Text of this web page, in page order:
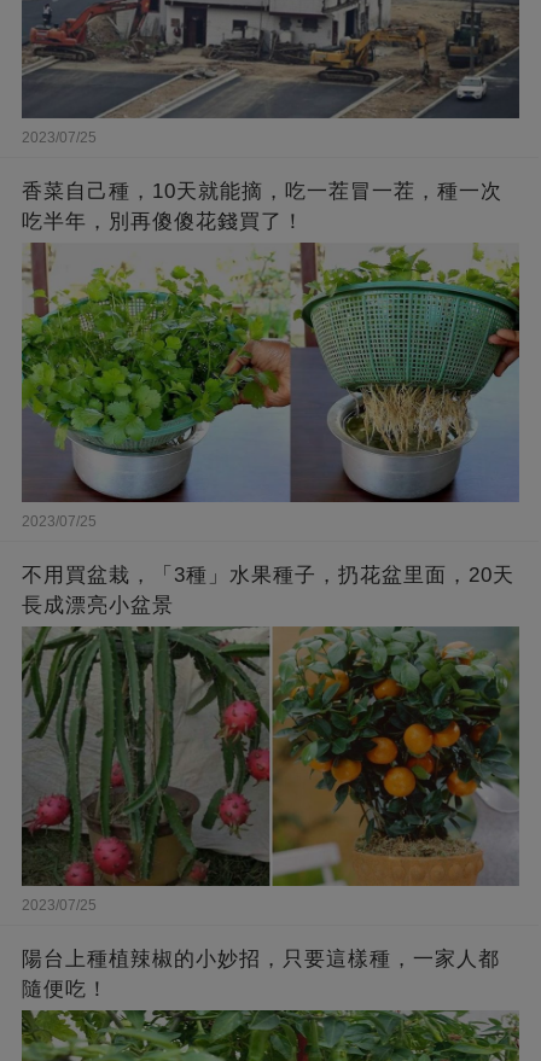
2023/07/25
香菜自己種，10天就能摘，吃一茬冒一茬，種一次
吃半年，別再傻傻花錢買了！
2023/07/25
不用買盆栽，「3種」水果種子，扔花盆里面，20天
長成漂亮小盆景
2023/07/25
陽台上種植辣椒的小妙招，只要這樣種，一家人都
隨便吃！